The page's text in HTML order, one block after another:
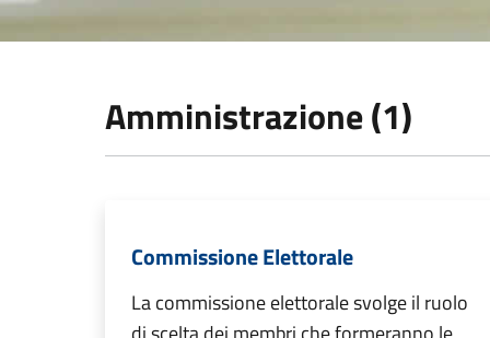
Amministrazione (1)
Commissione Elettorale
La commissione elettorale svolge il ruolo